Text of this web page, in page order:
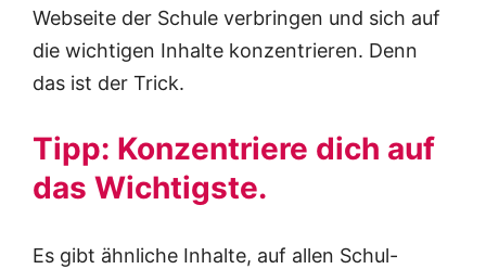
Webseite der Schule verbringen und sich auf
die wichtigen Inhalte konzentrieren. Denn
das ist der Trick.
Tipp: Konzentriere dich auf
das Wichtigste.
Es gibt ähnliche Inhalte, auf allen Schul-